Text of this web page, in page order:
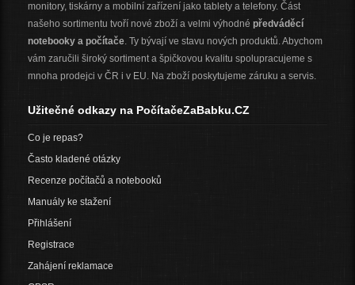
monitory, tiskárny a mobilní zařízení jako tablety a telefony. Část
našeho sortimentu tvoří nové zboží a velmi výhodné předváděcí
notebooky a počítače. Ty bývají ve stavu nových produktů. Abychom
vám zaručili široký sortiment a špičkovou kvalitu spolupracujeme s
mnoha prodejci v ČR i v EU. Na zboží poskytujeme záruku a servis.
Užitečné odkazy na PočítačeZaBabku.CZ
Co je repas?
Často kladené otázky
Recenze počítačů a notebooků
Manuály ke stažení
Přihlášení
Registrace
Zahájení reklamace